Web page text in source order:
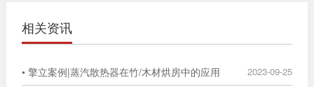
相关资讯
• 擎立案例|蒸汽散热器在竹/木材烘房中的应用 2023-09-25